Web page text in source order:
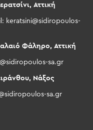
Αττική
keratsini@sidiropoulos-
Φάληρο, Αττική
sa.gr
Νάξος
sa.gr